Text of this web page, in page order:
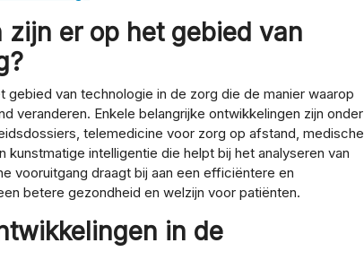
er op het gebied van
gebied van technologie in de zorg die de manier waarop
veranderen. Enkele belangrijke ontwikkelingen zijn onder
telemedicine voor zorg op afstand, medische
intelligentie die helpt bij het analyseren van
vooruitgang draagt bij aan een efficiëntere en
betere gezondheid en welzijn voor patiënten.
in de